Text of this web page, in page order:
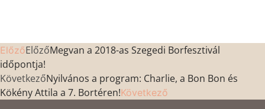
ElőzőElőzőMegvan a 2018-as Szegedi Borfesztivál
időpontja!
KövetkezőNyilvános a program: Charlie, a Bon Bon és
Kökény Attila a 7. Bortéren!Következő